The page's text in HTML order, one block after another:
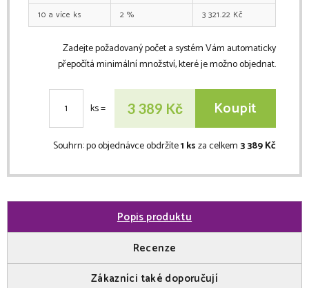
10
ks 2 % 3 321.22 Kč
Zadejte požadovaný počet a systém Vám automaticky
přepočítá minimální množství, které je možno objednat.
ks= 3 389 Kč Koupit
Souhrn:po objednávce obdržíte1 ksza celkem3 389 Kč
Popis produktu
Recenze
Zákazníci také doporučují